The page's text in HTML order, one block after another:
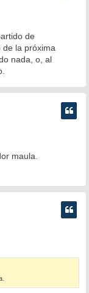
de
la próxima
nada, o, al
maula.